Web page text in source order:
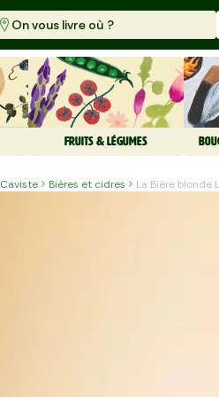
On vous livre où ?
FRUITS & LÉGUMES
Caviste Bières et cidres La Bière blonde